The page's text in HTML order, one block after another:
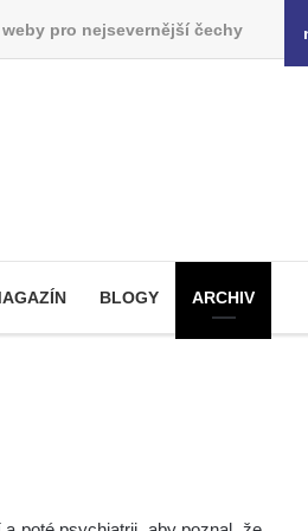
weby pro nejsevernější čechy
BLOGY ARCHIV